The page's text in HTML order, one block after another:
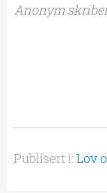
Anonym
Publisert i: Lov